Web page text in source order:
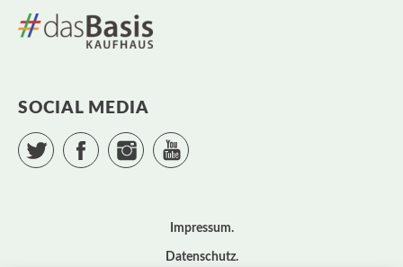
SOCIAL MEDIA
Twitter Facebook Instagram
Impressum
Datenschutz